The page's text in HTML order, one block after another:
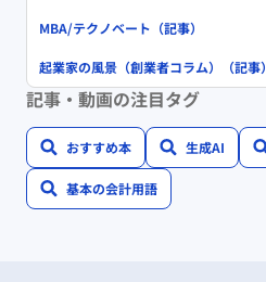
MBA/テクノベート（記事）
起業家の風景（創業者コラム）（記事）
記事・動画の注目タグ
おすすめ本 生成AI
基本の会計用語